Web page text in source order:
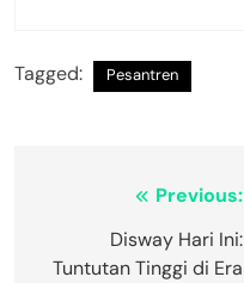
Tagged: Pesantren
NavigasiPrevious:
Disway Hari Ini:
Tuntutan Tinggi di Era